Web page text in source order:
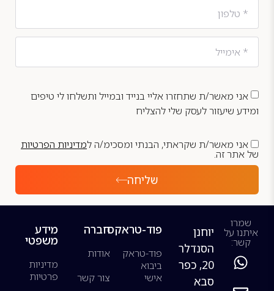
אני מאשר/ת שתחזרו אליי בנייד ובמייל ותשלחו לי טיפים
ומידע שיעזור לעסק שלי להצליח
אני מאשר/ת שקראתי, הבנתי ומסכימ/ה למדיניות הפרטיות
של אתר זה.
שליחה
פוד-טראקס
פוד-טראק
ביבוא
אישי
חברה
אודות
צור קשר
מידע
משפטי
מדיניות
פרטיות
יוחנן
הסנדלר
20, כפר
סבא
שמרו
איתנו על
קשר: